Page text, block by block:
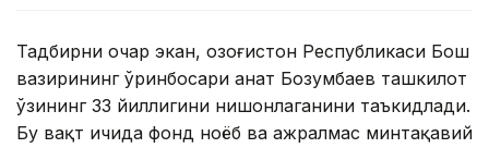
Тадбирни очар экан, Қозоғистон Республикаси Бош
вазирининг ўринбосари Қанат Бозумбаев ташкилот
ўзининг 33 йиллигини нишонлаганини таъкидлади.
Бу вақт ичида фонд ноёб ва ажралмас минтақавий